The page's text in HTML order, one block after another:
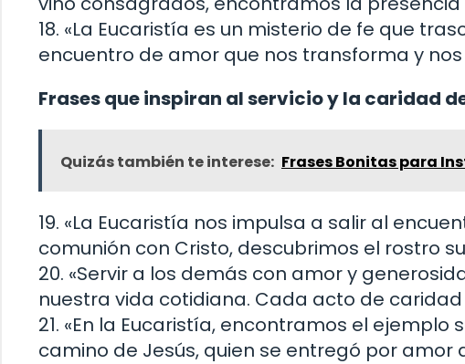
18. «La Eucaristía es un misterio de fe que
encuentro de amor que nos transforma y nos
Frases que inspiran al servicio y la caridad
Quizás también te interese: Frases Bonitas para
19. «La Eucaristía nos impulsa a salir al
comunión con Cristo, descubrimos el rostro
20. «Servir a los demás con amor y
nuestra vida cotidiana. Cada acto de
21. «En la Eucaristía, encontramos el
camino de Jesús, quien se entregó por amor